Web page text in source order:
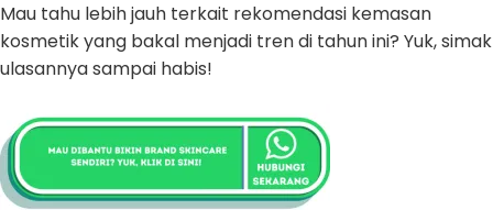
Mau tahu lebih jauh terkait rekomendasi kemasan
kosmetik yang bakal menjadi tren di tahun ini? Yuk, simak
ulasannya sampai habis!